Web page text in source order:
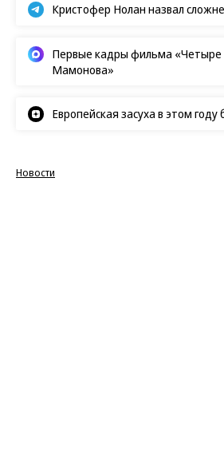
Кристофер Нолан назвал
Первые кадры фильма
Мамонова»
Европейская засуха в этом
Новости